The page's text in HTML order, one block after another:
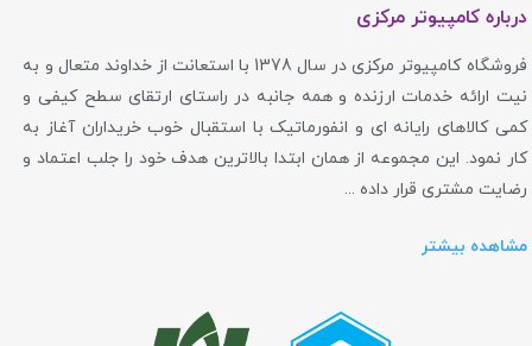
درباره کامپیوتر مرکزی
فروشگاه کامپیوتر مرکزی در سال 1378 با استعانت از خداوند متعال و به
نیت ارائه خدمات ارزنده و همه جانبه در راستای ارتقای سطح کیفی و
کمی کالاهای رایانه ای و انفورماتیک با استقبال خوب خریداران آغاز به
کار نمود. این مجموعه از همان ابتدا بالاترین هدف خود را جلب اعتماد و
رضایت مشتری قرار داده ...
مشاهده بیشتر